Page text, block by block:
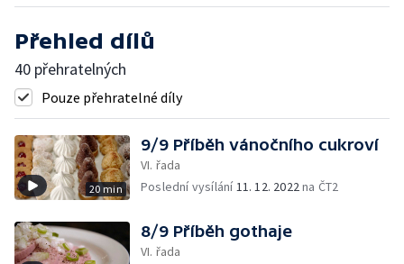
Přehled dílů
40 přehratelných
Pouze přehratelné díly
20 min
9/9 Příběh vánočního cukroví
VI. řada
Poslední vysílání11. 12. 2022na ČT2
8/9 Příběh gothaje
VI. řada